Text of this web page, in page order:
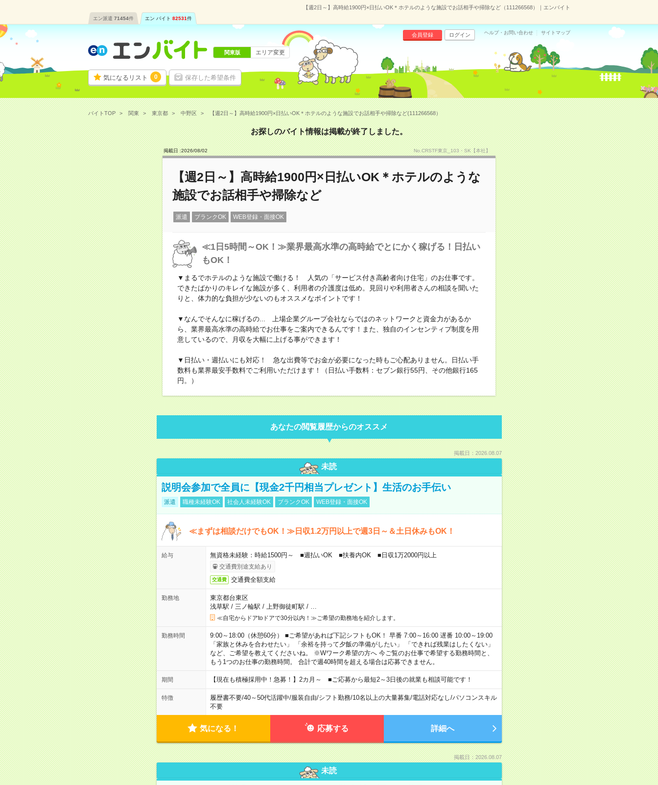
【週2日～】高時給1900円×日払いOK＊ホテルのような施設でお話相手や掃除など（111266568）｜エンバイト
エン派遣 71454件 エン バイト 82531件
気になるリスト 0 保存した希望条件
会員登録 ログイン ヘルプ・お問い合わせ サイトマップ
関東版 エリア変更
バイトTOP 関東 東京都 中野区 【週2日～】高時給1900円×日払いOK＊ホテルのような施設でお話相手や掃除など(111266568）
お探しのバイト情報は掲載が終了しました。
掲載日 :2026/08/02 No.CRSTF東京_103・SK【本社】
【週2日～】高時給1900円×日払いOK＊ホテルのような
施設でお話相手や掃除など
派遣 ブランクOK WEB登録・面接OK
≪1日5時間～OK！≫業界最高水準の高時給でとにかく稼げる！日払い
もOK！
▼まるでホテルのような施設で働ける！ 人気の「サービス付き高齢者向け住宅」のお仕事です。
できたばかりのキレイな施設が多く、利用者の介護度は低め。見回りや利用者さんの相談を聞いた
りと、体力的な負担が少ないのもオススメなポイントです！
▼なんでそんなに稼げるの... 上場企業グループ会社ならではのネットワークと資金力があるか
ら、業界最高水準の高時給でお仕事をご案内できるんです！また、独自のインセンティブ制度を用
意しているので、月収を大幅に上げる事ができます！
▼日払い・週払いにも対応！ 急な出費等でお金が必要になった時もご心配ありません。日払い手
数料も業界最安手数料でご利用いただけます！（日払い手数料：セブン銀行55円、その他銀行165
円。）
あなたの閲覧履歴からのオススメ
掲載日：2026.08.07
未読
説明会参加で全員に【現金2千円相当プレゼント】生活のお手伝い
派遣 職種未経験OK 社会人未経験OK ブランクOK WEB登録・面接OK
≪まずは相談だけでもOK！≫日収1.2万円以上で週3日～＆土日休みもOK！
給与 無資格未経験：時給1500円～ ■週払いOK ■扶養内OK ■日収1万2000円以上
交通費別途支給あり
交通費 交通費全額支給
勤務地
東京都台東区
浅草駅 / 三ノ輪駅 / 上野御徒町駅 /
≪自宅からドアtoドアで30分以内！≫ご希望の勤務地を紹介します。
勤務時間
9:00～18:00（休憩60分） ■ご希望があれば下記シフトもOK！ 早番 7:00～16:00 遅番 10:00～19:00
「家族と休みを合わせたい」 「余裕を持って夕飯の準備がしたい」 「できれば残業はしたくない」
など、ご希望を教えてくださいね。 ※Wワーク希望の方へ 今ご覧のお仕事で希望する勤務時間と、
もう1つのお仕事の勤務時間。 合計で週40時間を超える場合は応募できません。
期間 【現在も積極採用中！急募！】2カ月～ ■ご応募から最短2～3日後の就業も相談可能です！
特徴 履歴書不要/40～50代活躍中/服装自由/シフト勤務/10名以上の大量募集/電話対応なし/パソコンスキル
不要
気になる！ 応募する 詳細へ
掲載日：2026.08.07
未読